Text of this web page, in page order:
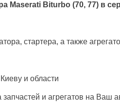
Maserati Biturbo (70, 77)в
стартера, а также
и области
и агрегатов на Ваш